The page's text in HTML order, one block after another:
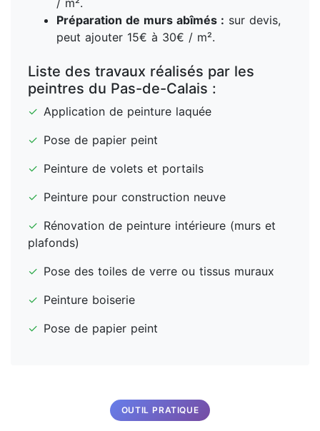
/ m².
Préparation de murs abîmés : sur devis,
peut ajouter 15€ à 30€ / m².
Liste des travaux réalisés par les
peintres du Pas-de-Calais :
✓ Application de peinture laquée
✓ Pose de papier peint
✓ Peinture de volets et portails
✓ Peinture pour construction neuve
✓ Rénovation de peinture intérieure (murs et
plafonds)
✓ Pose des toiles de verre ou tissus muraux
✓ Peinture boiserie
✓ Pose de papier peint
OUTIL PRATIQUE